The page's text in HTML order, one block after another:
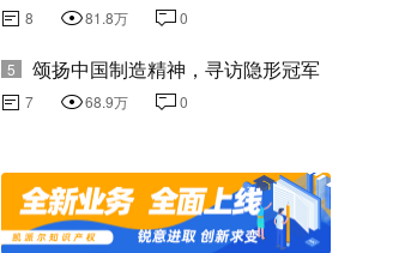
8 81.8万 0
5 颂扬中国制造精神，寻访隐形冠军
7 68.9万 0